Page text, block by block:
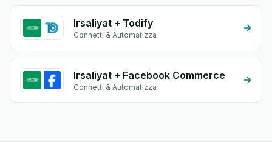
Irsaliyat + Todify
Connetti & Automatizza
Irsaliyat + Facebook Commerce
Connetti & Automatizza